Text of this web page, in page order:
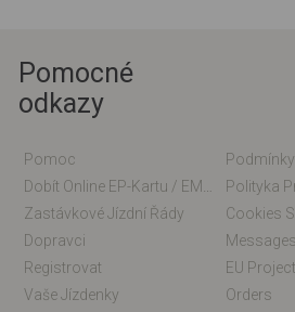
Pomocné
odkazy
Pomoc
Podmínky
Polityka
Zastávkové Jízdní Řády
Cookies
Dopravci
Messages
Registrovat
EU
Vaše Jízdenky
Orders